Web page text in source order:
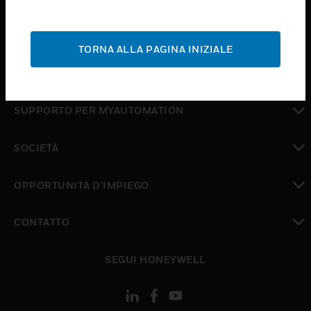
ASSISTENZA
toggle view
toggle view
SUPPORTO PER MYAUTOMATION
SOCIETÀ
OPPORTUNITÀ D’IMPIEGO
CONTATTO
SEGUI HONEYWELL
TORNA ALLA PAGINA INIZIALE